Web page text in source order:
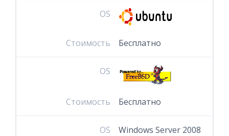
OS
Стоимость Бесплатно
OS
Стоимость Бесплатно
OS
Windows Server 2008